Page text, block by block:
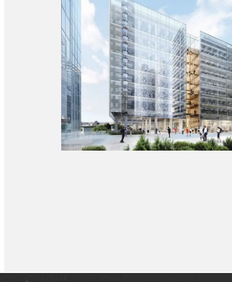
IMMEUBLE PB10 – LA
DEFENSE(92)
ÉTUDES D’EXÉCUTION